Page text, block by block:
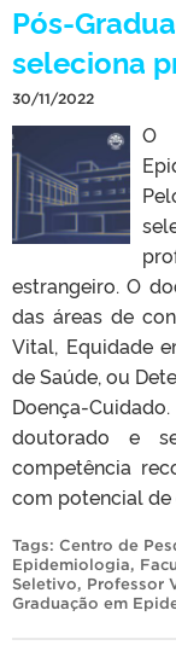
Pós-
seleciona
30/11/2022
O
estrangeiro. O
das áreas de
Vital, Equidade
de Saúde, ou
Doença-
doutorado e
competência
com potencial
Tags: Centro de
Epidemiologia,
Seletivo, Professor
Graduação em